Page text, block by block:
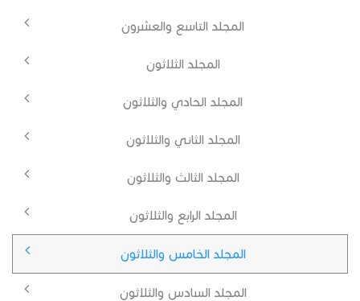
المجلد التاسع والعشرون
المجلد الثلاثون
المجلد الحادي والثلاثون
المجلد الثاني والثلاثون
المجلد الثالث والثلاثون
المجلد الرابع والثلاثون
المجلد الخامس والثلاثون
المجلد السادس والثلاثون